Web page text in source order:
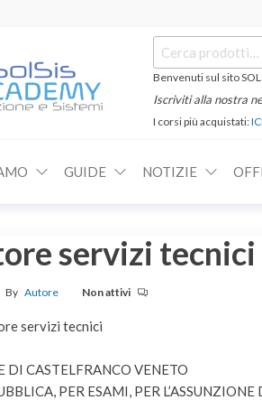
Cerca:
Benvenuti sul sito
Iscriviti alla nostra
I corsi più acquistati:
GUIDE NOTIZIE
servizi tecnici
By Autore Non attivi
servizi tecnici
DI CASTELFRANCO VENETO
PER ESAMI, PER